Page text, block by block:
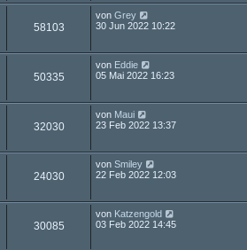
58103
von Grey
30 Jun 2022 10:22
50335
von Eddie
05 Mai 2022 16:23
32030
von Maui
23 Feb 2022 13:37
24030
von Smiley
22 Feb 2022 12:03
30085
von Katzengold
03 Feb 2022 14:45